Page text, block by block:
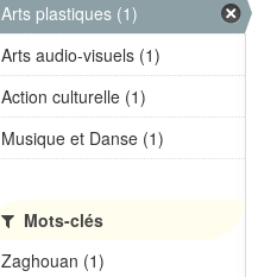
Arts plastiques (1)
Arts audio-visuels (1)
Action culturelle (1)
Musique et Danse (1)
Mots-clés
Zaghouan (1)